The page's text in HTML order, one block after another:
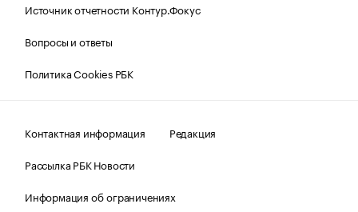
Источник отчетности Контур.Фокус
Вопросы и ответы
Политика Cookies РБК
Контактная информация
Редакция
Рассылка РБК Новости
Информация об ограничениях